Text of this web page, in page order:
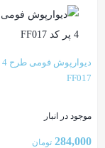
FF017
موجود در انبار
284,000 تومان